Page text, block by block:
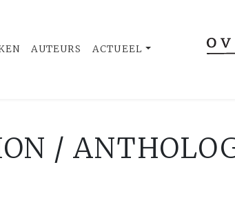
AUTEURS ACTUEEL
/